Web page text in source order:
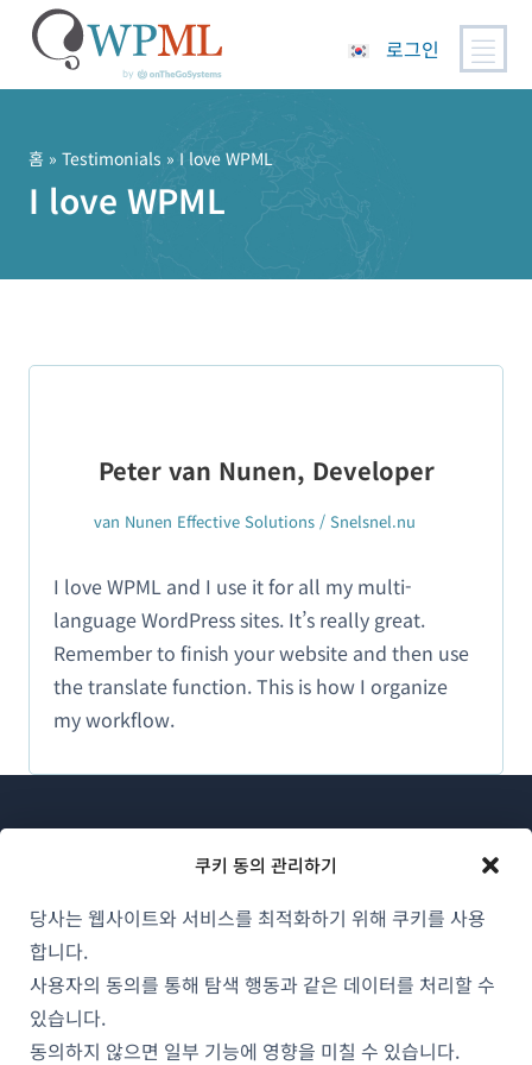
쿠키 동의 관리하기
당사는 웹사이트와 서비스를 최적화하기 위해 쿠키를 사용
합니다.
사용자의 동의를 통해 탐색 행동과 같은 데이터를 처리할 수
있습니다.
동의하지 않으면 일부 기능에 영향을 미칠 수 있습니다.
뛰
로그인
홈 » Testimonials » I love WPML
I love WPML
Peter van Nunen, Developer
van Nunen Effective Solutions / Snelsnel.nu
I love WPML and I use it for all my multi-
language WordPress sites. It’s really great.
Remember to finish your website and then use
the translate function. This is how I organize
my workflow.
WPML 소개
GDPR 및 개인정보 처리방침
창